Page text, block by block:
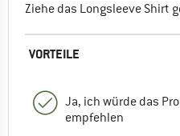
Ziehe das Longsleeve Shirt
VORTEILE
Ja, ich würde das
empfehlen